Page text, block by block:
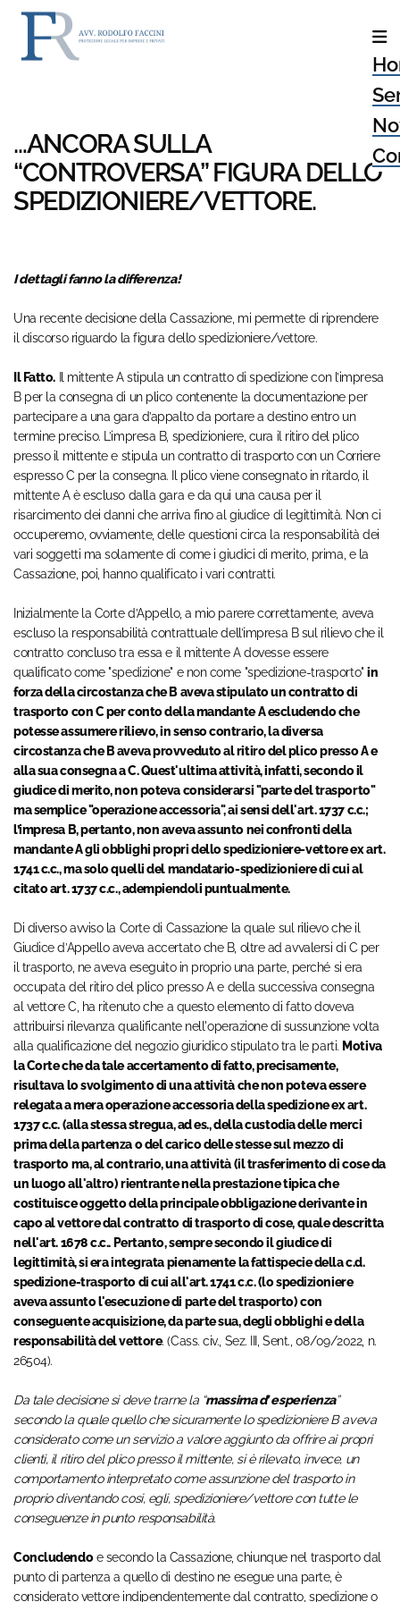
…ANCORA SULLA
“CONTROVERSA” FIGURA DELLO
SPEDIZIONIERE/VETTORE.
I dettagli fanno la differenza!
Una recente decisione della Cassazione, mi permette di riprendere
il discorso riguardo la figura dello spedizioniere/vettore.
Il Fatto.Il mittente A stipula un contratto di spedizione con l’impresa
B per la consegna di un plico contenente la documentazione per
partecipare a una gara d’appalto da portare a destino entro un
termine preciso. L’impresa B, spedizioniere, cura il ritiro del plico
presso il mittente e stipula un contratto di trasporto con un Corriere
espresso C per la consegna. Il plico viene consegnato in ritardo, il
mittente A è escluso dalla gara e da qui una causa per il
risarcimento dei danni che arriva fino al giudice di legittimità. Non ci
occuperemo, ovviamente, delle questioni circa la responsabilità dei
vari soggetti ma solamente di come i giudici di merito, prima, e la
Cassazione, poi, hanno qualificato i vari contratti.
Inizialmente la Corte d’Appello, a mio parere correttamente, aveva
escluso la responsabilità contrattuale dell’impresa B sul rilievo che il
contratto concluso tra essa e il mittente A dovesse essere
qualificato come "spedizione" e non come "spedizione-trasporto"in
forza della circostanza che B aveva stipulato un contratto di
trasporto con C per conto della mandante A escludendo che
potesse assumere rilievo, in senso contrario, la diversa
circostanza che B aveva provveduto al ritiro del plico presso A e
alla sua consegna a C. Quest'ultima attività, infatti, secondo il
giudice di merito, non poteva considerarsi "parte del trasporto"
ma semplice "operazione accessoria", ai sensi dell'art. 1737 c.c.;
l’impresa B, pertanto, non aveva assunto nei confronti della
mandante A gli obblighi propri dello spedizioniere-vettore ex art.
1741 c.c., ma solo quelli del mandatario-spedizioniere di cui al
citato art. 1737 c.c., adempiendoli puntualmente.
Di diverso avviso la Corte di Cassazione la quale sul rilievo che il
Giudice d’Appello aveva accertato che B, oltre ad avvalersi di C per
il trasporto, ne aveva eseguito in proprio una parte, perché si era
occupata del ritiro del plico presso A e della successiva consegna
al vettore C, ha ritenuto che a questo elemento di fatto doveva
attribuirsi rilevanza qualificante nell'operazione di sussunzione volta
alla qualificazione del negozio giuridico stipulato tra le parti. Motiva
la Corte che da tale accertamento di fatto, precisamente,
risultava lo svolgimento di una attività che non poteva essere
relegata a mera operazione accessoria della spedizione ex art.
1737 c.c. (alla stessa stregua, ad es., della custodia delle merci
prima della partenza o del carico delle stesse sul mezzo di
trasporto ma, al contrario, una attività (il trasferimento di cose da
un luogo all'altro) rientrante nella prestazione tipica che
costituisce oggetto della principale obbligazione derivante in
capo al vettore dal contratto di trasporto di cose, quale descritta
nell'art. 1678 c.c.. Pertanto, sempre secondo il giudice di
legittimità, si era integrata pienamente la fattispecie della c.d.
spedizione-trasporto di cui all'art. 1741 c.c. (lo spedizioniere
aveva assunto l'esecuzione di parte del trasporto) con
conseguente acquisizione, da parte sua, degli obblighi e della
responsabilità del vettore. (Cass. civ., Sez. III, Sent., 08/09/2022, n.
26504).
Da tale decisione si deve trarne la “massima d’ esperienza”
secondo la quale quello che sicuramente lo spedizioniere B aveva
considerato come un servizio a valore aggiunto da offrire ai propri
clienti, il ritiro del plico presso il mittente, si è rilevato, invece, un
comportamento interpretato come assunzione del trasporto in
proprio diventando cosi, egli, spedizioniere/vettore con tutte le
conseguenze in punto responsabilità.
Concludendoe secondo la Cassazione, chiunque nel trasporto dal
punto di partenza a quello di destino ne esegue una parte, è
considerato vettore indipendentemente dal contratto, spedizione o